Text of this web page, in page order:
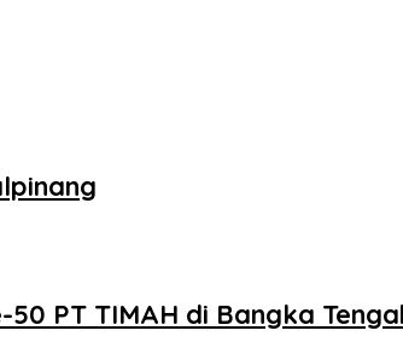
PT TIMAH di Bangka